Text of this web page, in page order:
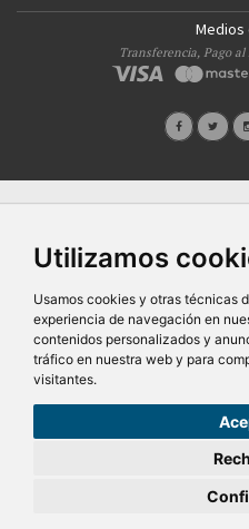
Utilizamos
Usamos cookies y otras técnicas
experiencia de navegación en
contenidos personalizados y
tráfico en nuestra web y para
visitantes.
No
Medios
Transferencia, Pago
sobre
SG Entornos Turísticos S.L . Av. Vila
Todos los